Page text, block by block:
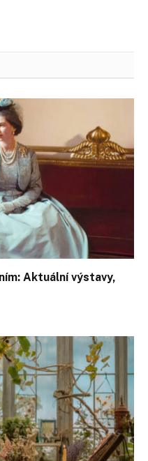
Aktuální výstavy,